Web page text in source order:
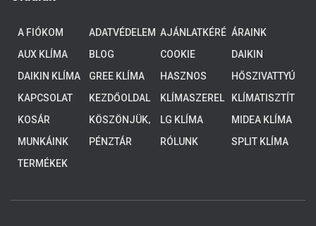
A FIÓKOM ADATVÉDELEM AJÁNLATKÉRÉ ÁRAINK
AUX KLÍMA
BLOG
COOKIE
DAIKIN
ALACSONY
HŐMÉRSÉKLE
RENDSZEREK,
DAIKIN KLÍMA GREE KLÍMA
HASZNOS
TUDNIVALÓK
HŐSZIVATTYÚ
KAPCSOLAT KEZDŐOLDAL
KLÍMASZEREL
KLÍMATISZTÍT
KOSÁR
KÖSZÖNJÜK,
HOGY
ELKÜLDTE
FELKERESIK
LG KLÍMA
MIDEA KLÍMA
MUNKÁINK
PÉNZTÁR RÓLUNK
SPLIT KLÍMA
TERMÉKEK